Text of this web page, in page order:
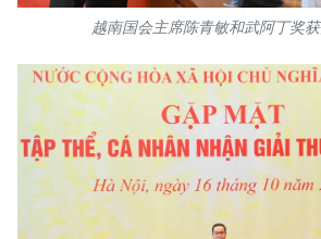
ENGLISH
FRANÇAIS
РУССКИЙ
ESPAÑOL
越南国会主席陈青敏和武阿丁奖获